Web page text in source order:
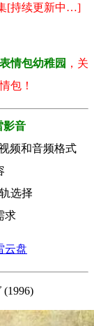
[持续更新中…]
表情包幼稚园 ，关
包！
影音
频和音频格式
选择
求
云盘